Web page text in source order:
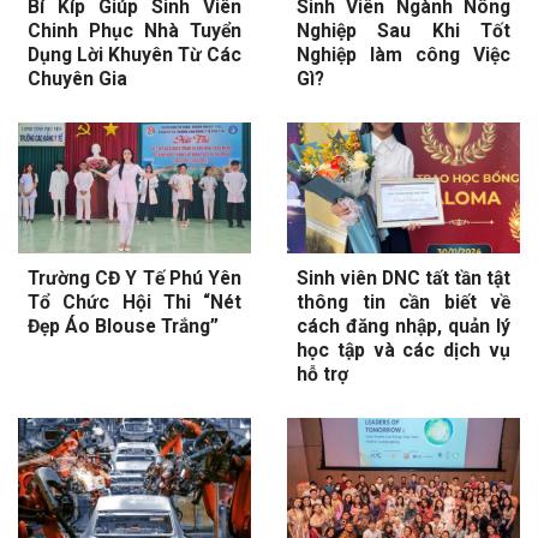
Bí Kíp Giúp Sinh Viên
Chinh Phục Nhà Tuyển
Dụng Lời Khuyên Từ Các
Chuyên Gia
Sinh Viên Ngành Nông
Nghiệp Sau Khi Tốt
Nghiệp làm công Việc
Gì?
Trường CĐ Y Tế Phú Yên
Tổ Chức Hội Thi “Nét
Đẹp Áo Blouse Trắng”
Sinh viên DNC tất tần tật
thông tin cần biết về
cách đăng nhập, quản lý
học tập và các dịch vụ
hỗ trợ